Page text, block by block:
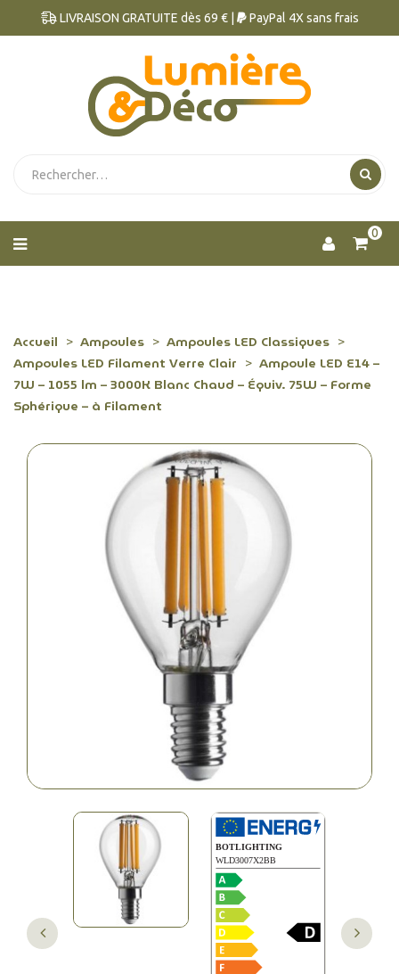
LIVRAISON GRATUITE dès 69 € | PayPal 4X sans frais
0
Accueil Ampoules
Ampoules LED Classiques
Ampoules LED Filament Verre Clair
Ampoule LED E14 –
7W – 1055 lm – 3000K Blanc Chaud – Équiv. 75W – Forme
Sphérique – à Filament